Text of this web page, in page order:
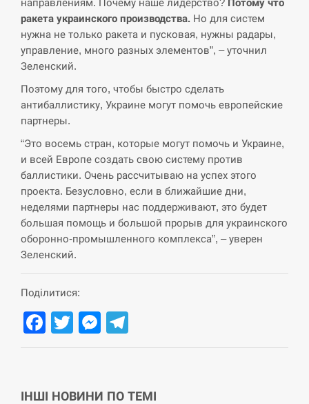
СЕРПЕНЬ
12:53
США обсуждают лицензии на Patriot для
Украины, несмотря на сомнения…
СЕРПЕНЬ
12:40
розблокування Ормузької протоки
СЕРПЕНЬ
12:23
Силы обороны поразили российскую
переправу, склады и другие важные объекты…
СЕРПЕНЬ
12:10
циклоспорозу, захворіли понад 10 тисяч…
СЕРПЕНЬ
ракета украинского производства. Но для систем
нужна не только ракета и пусковая, нужны радары,
управление, много разных элементов”, – уточнил
Зеленский.
Поэтому для того, чтобы быстро сделать
антибаллистику, Украине могут помочь европейские
партнеры.
“Это восемь стран, которые могут помочь и Украине,
и всей Европе создать свою систему против
баллистики. Очень рассчитываю на успех этого
проекта. Безусловно, если в ближайшие дни,
неделями партнеры нас поддерживают, это будет
большая помощь и большой прорыв для украинского
оборонно-промышленного комплекса”, – уверен
Зеленский.
Поділитися:
Facebook
TwitterMessenger
ІНШІ НОВИНИ ПО ТЕМІ